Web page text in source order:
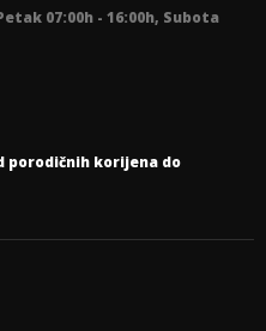
07:00h - 16:00h, Subota
porodičnih korijena do